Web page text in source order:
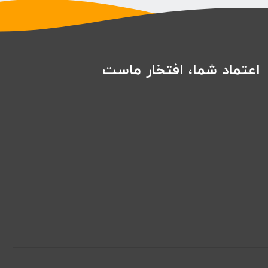
اعتماد شما، افتخار ماست